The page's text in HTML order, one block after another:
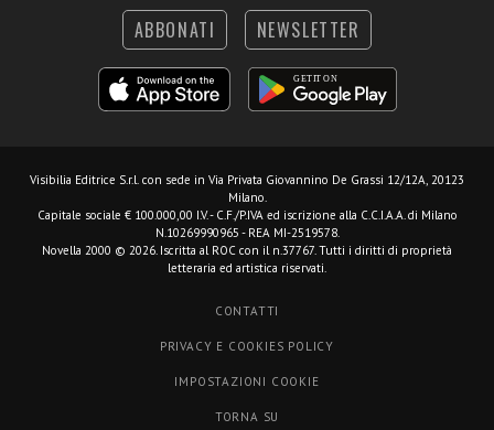
ABBONATI NEWSLETTER
Visibilia Editrice S.r.l. con sede in Via Privata Giovannino De Grassi 12/12A, 20123
Milano.
Capitale sociale € 100.000,00 I.V. - C.F./P.IVA ed iscrizione alla C.C.I.A.A. di Milano
N.10269990965 - REA MI-2519578.
Novella 2000 © 2026. Iscritta al ROC con il n.37767. Tutti i diritti di proprietà
letteraria ed artistica riservati.
CONTATTI
PRIVACY E COOKIES POLICY
IMPOSTAZIONI COOKIE
TORNA SU